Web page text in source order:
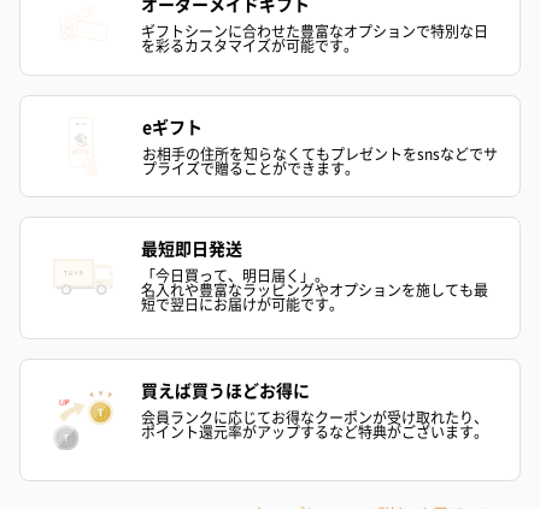
愛らしいぬいぐるみを同梱してお届けします。
誕生日・記念日・出産祝いなどのシーンにおすすめです。
フラワーテディベア
テディベア（バニラ）
（1,760円）
テディベア（
ギフトシーンに合わせた豊富なオプションで特別な日
を彩るカスタマイズが可能です。
eギフト
お相手の住所を知らなくてもプレゼントをsnsなどでサ
プライズで贈ることができます。
最短即日発送
「今日買って、明日届く」。
名入れや豊富なラッピングやオプションを施しても最
短で翌日にお届けが可能です。
買えば買うほどお得に
会員ランクに応じてお得なクーポンが受け取れたり、
ポイント還元率がアップするなど特典がございます。